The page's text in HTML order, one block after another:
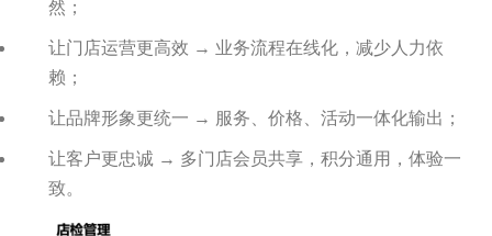
然；
让门店运营更高效 → 业务流程在线化，减少人力依
赖；
让品牌形象更统一 → 服务、价格、活动一体化输出；
让客户更忠诚 → 多门店会员共享，积分通用，体验一
致。